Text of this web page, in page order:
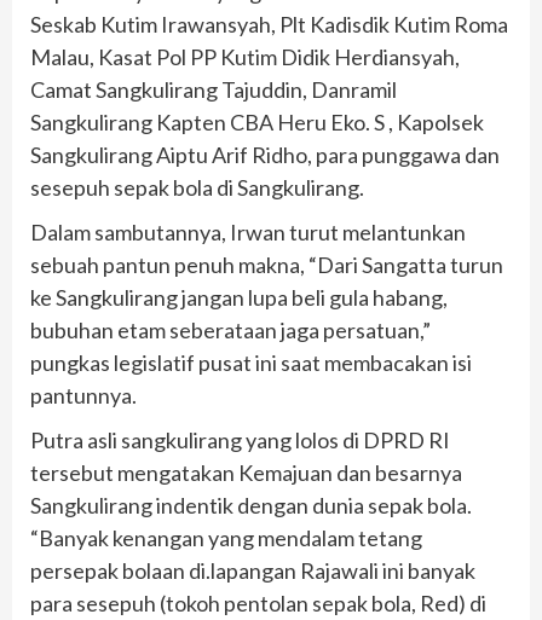
Seskab Kutim Irawansyah, Plt Kadisdik Kutim Roma
Malau, Kasat Pol PP Kutim Didik Herdiansyah,
Camat Sangkulirang Tajuddin, Danramil
Sangkulirang Kapten CBA Heru Eko. S , Kapolsek
Sangkulirang Aiptu Arif Ridho, para punggawa dan
sesepuh sepak bola di Sangkulirang.
Dalam sambutannya, Irwan turut melantunkan
sebuah pantun penuh makna, “Dari Sangatta turun
ke Sangkulirang jangan lupa beli gula habang,
bubuhan etam seberataan jaga persatuan,”
pungkas legislatif pusat ini saat membacakan isi
pantunnya.
Putra asli sangkulirang yang lolos di DPRD RI
tersebut mengatakan Kemajuan dan besarnya
Sangkulirang indentik dengan dunia sepak bola.
“Banyak kenangan yang mendalam tetang
persepak bolaan di.lapangan Rajawali ini banyak
para sesepuh (tokoh pentolan sepak bola, Red) di